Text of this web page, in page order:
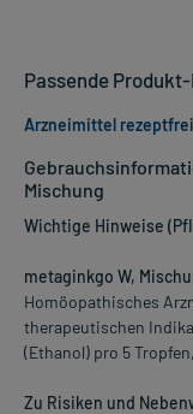
Mischung
Wichtige Hinweise
metaginkgo W,
Homöopathisches
therapeutischen
(Ethanol) pro 5
Zu Risiken und
Passende
Arzneimittel rezeptfrei